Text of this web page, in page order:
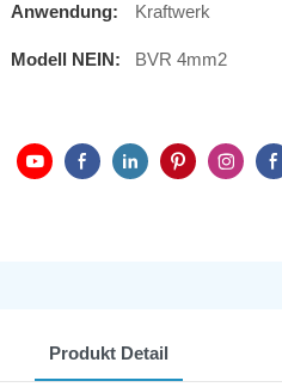
Anwendung: Kraftwerk
Modell NEIN: BVR 4mm2
Produkt Detail